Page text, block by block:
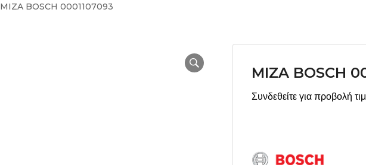
MIZA BOSCH 0001107093
MIZA BOSCH
Συνδεθείτε για προβολή